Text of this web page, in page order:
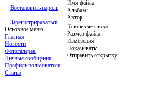
Востановить пароль
Зарегистрироваться
Основное меню
Главная
Новости
Фотогалерея
Личные сообщения
Профиль пользователя
Статьи
Имя файла:
Альбом:
Автор: :
Ключевые слова:
Размер файла:
Измерения:
Показывать:
Отправить открытку: